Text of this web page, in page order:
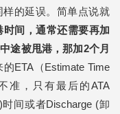
的延误。简单点说就
间，通常还需要再加
途被甩港，那加2个月
ETA（Estimate Time
准，只有最后的ATA
间或者Discharge (卸